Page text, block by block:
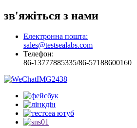
зв'яжіться з нами
Електронна пошта:
sales@testsealabs.com
Телефон:
86-13777885335/86-57188600160